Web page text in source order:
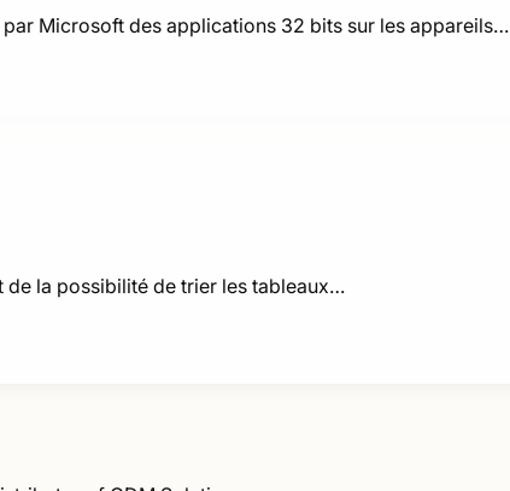
Microsoft des applications 32 bits sur les appareils…
de la possibilité de trier les tableaux…